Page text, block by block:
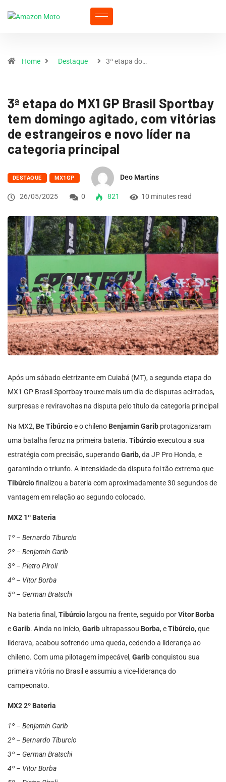
Home Destaque 3ª etapa do…
3ª etapa do MX1 GP Brasil Sportbay
tem domingo agitado, com vitórias
de estrangeiros e novo líder na
categoria principal
DESTAQUE MX1GP Deo Martins
26/05/2025 0 821 10 minutes read
Após um sábado eletrizante em Cuiabá (MT), a segunda etapa do
MX1 GP Brasil Sportbay trouxe mais um dia de disputas acirradas,
surpresas e reviravoltas na disputa pelo título da categoria principal
Na MX2, Be Tibúrcioe o chileno Benjamin Garib protagonizaram
uma batalha feroz na primeira bateria. Tibúrcioexecutou a sua
estratégia com precisão, superandoGarib, da JP Pro Honda, e
garantindo o triunfo. A intensidade da disputa foi tão extrema que
Tibúrciofinalizou a bateria com aproximadamente 30 segundos de
vantagem em relação ao segundo colocado.
MX2 1º Bateria
1º – Bernardo Tiburcio
2º – Benjamin Garib
3º – Pietro Piroli
4º – Vitor Borba
5º – German Bratschi
Na bateria final, Tibúrcio largou na frente, seguido porVitor Borba
eGarib. Ainda no início, Garib ultrapassou Borba, eTibúrcio, que
liderava, acabou sofrendo uma queda, cedendo a liderança ao
chileno. Com uma pilotagem impecável, Garibconquistou sua
primeira vitória no Brasil e assumiu a vice-liderança do
campeonato.
MX2 2º Bateria
1º – Benjamin Garib
2º – Bernardo Tiburcio
3º – German Bratschi
4º – Vitor Borba